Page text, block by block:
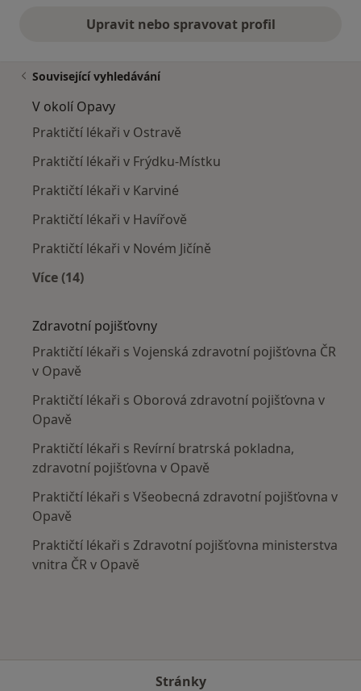
Upravit nebo spravovat profil
Související vyhledávání
V okolí Opavy
Praktičtí lékaři v Ostravě
Praktičtí lékaři v Frýdku-Místku
Praktičtí lékaři v Karviné
Praktičtí lékaři v Havířově
Praktičtí lékaři v Novém Jičíně
Více (14)
Zdravotní pojišťovny
Praktičtí lékaři s Vojenská zdravotní pojišťovna ČR
v Opavě
Praktičtí lékaři s Oborová zdravotní pojišťovna v
Opavě
Praktičtí lékaři s Revírní bratrská pokladna,
zdravotní pojišťovna v Opavě
Praktičtí lékaři s Všeobecná zdravotní pojišťovna v
Opavě
Praktičtí lékaři s Zdravotní pojišťovna ministerstva
vnitra ČR v Opavě
Stránky